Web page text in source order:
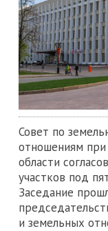
Совет по
отношениям
области
участков под
Заседание
и земельных